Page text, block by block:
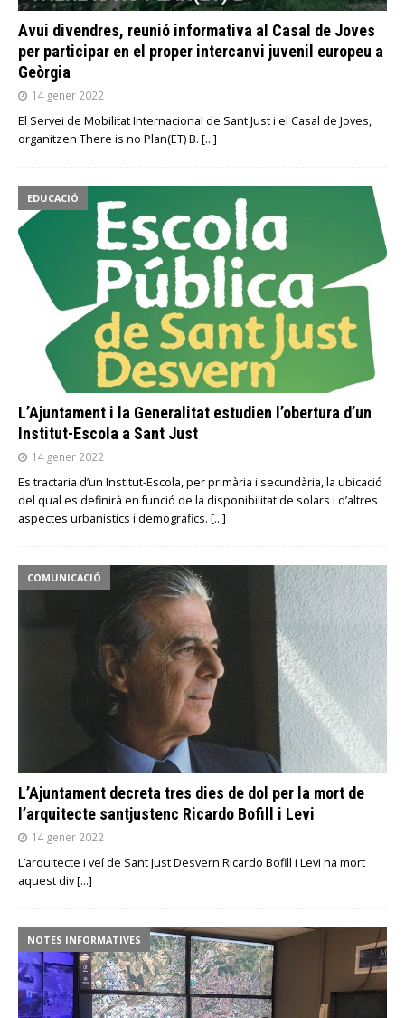
Avui divendres, reunió informativa al Casal de Joves
per participar en el proper intercanvi juvenil europeu a
Geòrgia
14 gener 2022
El Servei de Mobilitat Internacional de Sant Just i el Casal de Joves,
organitzen There is no Plan(ET) B. […]
EDUCACIÓ
L’Ajuntament i la Generalitat estudien l’obertura d’un
Institut-Escola a Sant Just
14 gener 2022
Es tractaria d’un Institut-Escola, per primària i secundària, la ubicació
del qual es definirà en funció de la disponibilitat de solars i d’altres
aspectes urbanístics i demogràfics. […]
COMUNICACIÓ
L’Ajuntament decreta tres dies de dol per la mort de
l’arquitecte santjustenc Ricardo Bofill i Levi
14 gener 2022
L’arquitecte i veí de Sant Just Desvern Ricardo Bofill i Levi ha mort
aquest div[…]
NOTES INFORMATIVES